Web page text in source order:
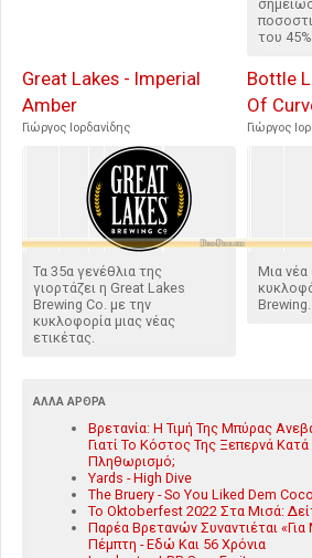
του
Great Lakes - Imperial
Amber
Γιώργος Ιορδανίδης
Τα 35α γενέθλια της
γιορτάζει η Great Lakes
Brewing Co. με την
κυκλοφορία μιας νέας
ετικέτας.
Bottle
Of
Γιώργος
Μια νέα
Brewing.
ΆΛΛΑ ΆΡΘΡΑ
Βρετανία: Η Τιμή Της Μπύρας
Γιατί Το Κόστος Της Ξεπερνά
Πληθωρισμό;
Yards - High Dive
The Bruery - So You Liked Dem
Το Oktoberfest 2022 Στα Μισά:
Παρέα Βρετανών Συναντιέται
Πέμπτη - Εδώ Και 56 Χρόνια